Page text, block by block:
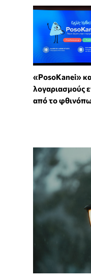
«PosoKanei»
λογαριασμούς
από το